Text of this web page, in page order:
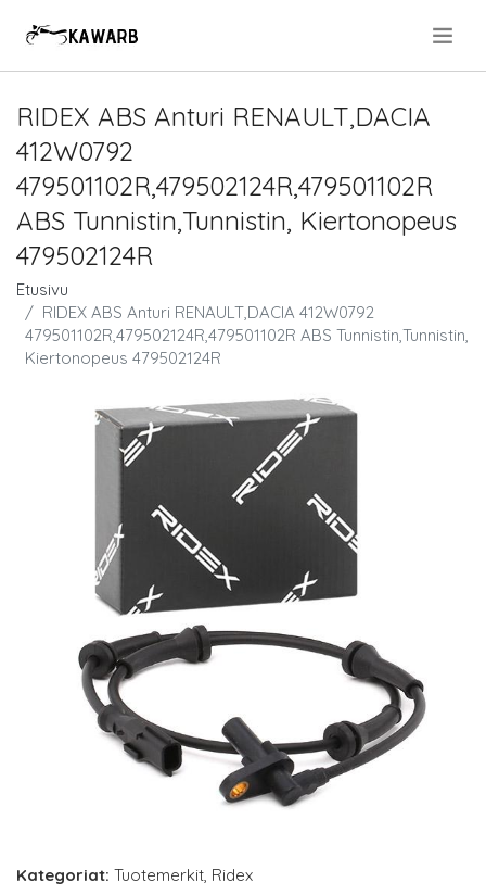
RIDEX ABS Anturi RENAULT,DACIA
412W0792
479501102R,479502124R,479501102R
ABS Tunnistin,Tunnistin, Kiertonopeus
479502124R
Etusivu
RIDEX ABS Anturi RENAULT,DACIA 412W0792
479501102R,479502124R,479501102R ABS Tunnistin,Tunnistin,
Kiertonopeus 479502124R
Kategoriat: Tuotemerkit, Ridex